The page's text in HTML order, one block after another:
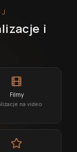
i
Filmy
na video